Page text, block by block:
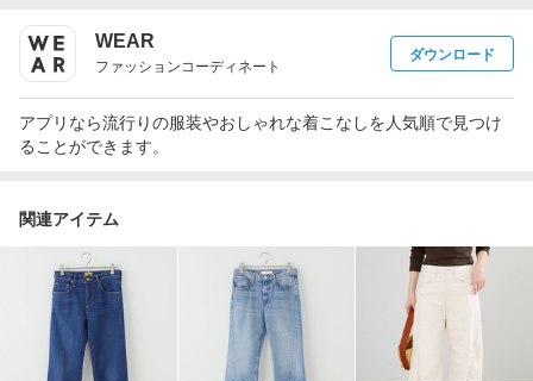
WEAR
ファッションコーディネート
ダウンロード
アプリなら流行りの服装やおしゃれな着こなしを人気順で見つけ
ることができます。
関連アイテム